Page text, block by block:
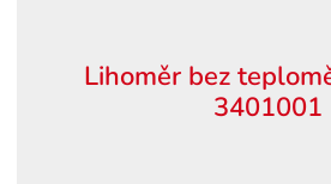
Lihoměr bez
3401001